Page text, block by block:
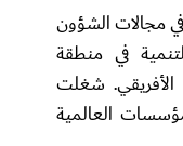
مجالات الشؤون
في منطقة
الأفريقي. شغلت
العالمية